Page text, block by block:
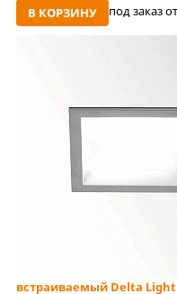
В КОРЗИНУ под заказ
встраиваемый Delta Light